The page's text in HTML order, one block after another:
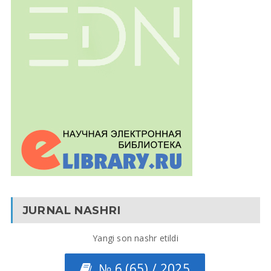
JURNAL NASHRI
Yangi son nashr etildi